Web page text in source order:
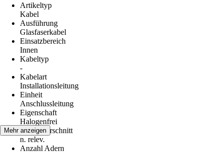
Artikeltyp
Kabel
Ausführung
Glasfaserkabel
Einsatzbereich
Innen
Kabeltyp
-
Kabelart
Installationsleitung
Einheit
Anschlussleitung
Eigenschaft
Halogenfrei
Leiterquerschnitt
n. relev.
Anzahl Adern
Mehr anzeigen